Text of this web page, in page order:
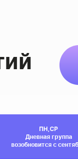
ПН,СР
Дневная группа
возобновится с